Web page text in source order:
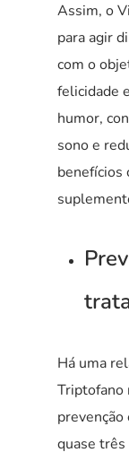
Assim, o
para agir
com o
felicidade
humor,
sono e
benefícios
Há uma
Triptofano
quase